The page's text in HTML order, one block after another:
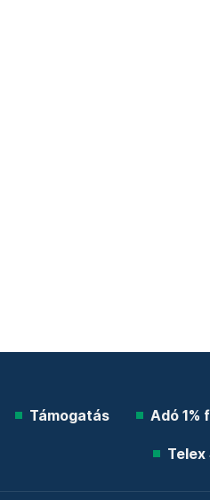
Támogatás Adó 1%
Telex